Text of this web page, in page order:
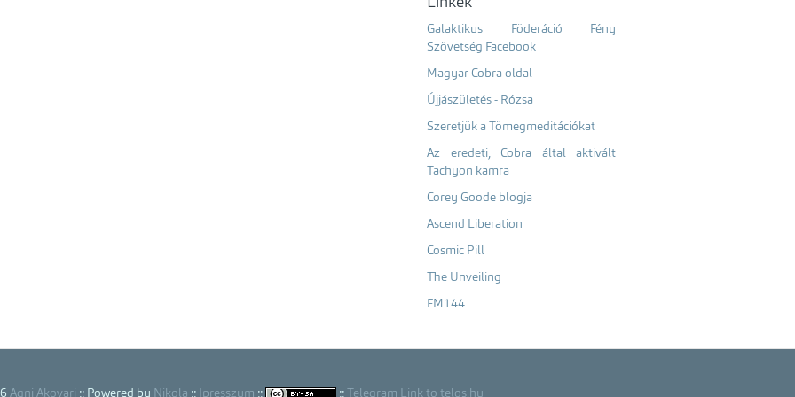
Galaktikus Föderáció Fény
Szövetség Facebook
Magyar Cobra oldal
Újjászületés - Rózsa
Szeretjük a Tömegmeditációkat
Az eredeti, Cobra által aktivált
Tachyon kamra
Corey Goode blogja
Ascend Liberation
Cosmic Pill
The Unveiling
FM144
Agni Akovari :: Powered by Nikola :: Ipresszum :: :: Telegram Link to telos.hu